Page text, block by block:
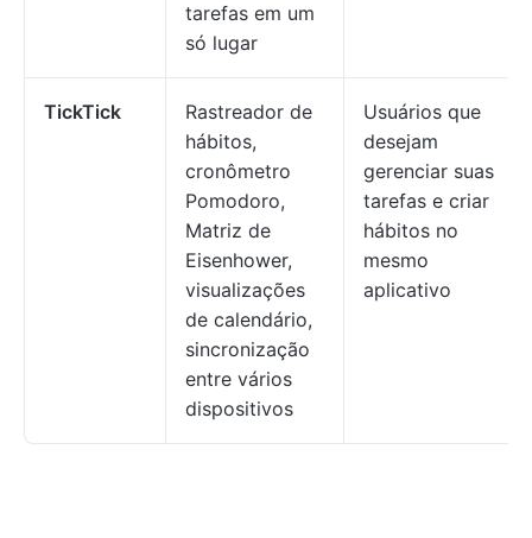
tarefas em um
só lugar
TickTick
Rastreador de
hábitos,
cronômetro
Pomodoro,
Matriz de
Eisenhower,
visualizações
de calendário,
sincronização
entre vários
dispositivos
Usuários que
desejam
gerenciar suas
tarefas e criar
hábitos no
mesmo
aplicativo